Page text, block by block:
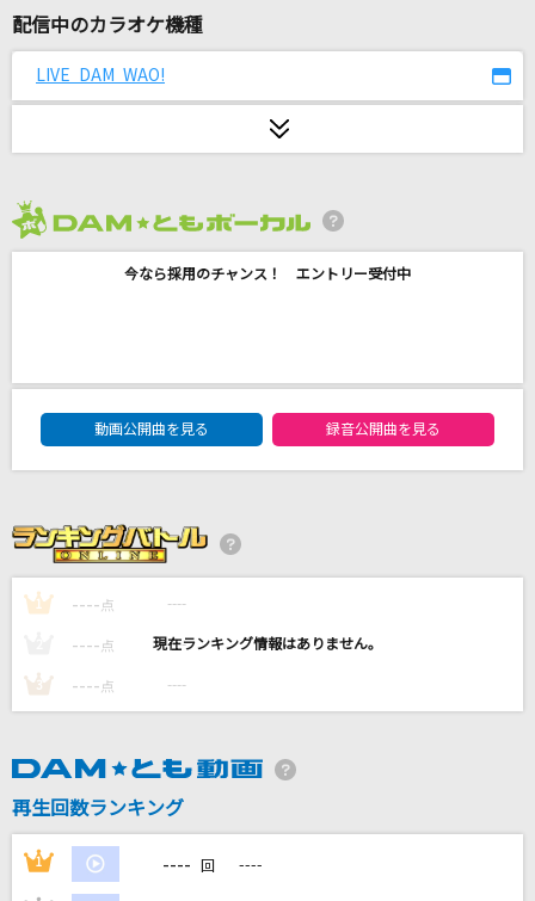
WanteD! WanteD!
ベターハーフ
[生音]DEPARTURES-decade LIVE ver.-
尾崎豊
怪獣の花唄
神っぽいな
Official髭男dism
配信中のカラオケ機種
LIVE DAM WAO!
今なら採用のチャンス！ エントリー受付中
DAM★ともボーカルエントリーランキング
動画公開曲を見る
録音公開曲を見る
1 ---- 点 ----
---- 点 ----
3 ---- 点 ----
再生回数ランキング
1 ---- 回 ----